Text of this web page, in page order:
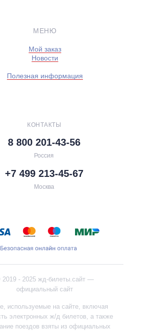
2019 - 2025 жд-билеты.сайт —
официальный сайт
используемые на сайте, включая
электронных ж/д билетов, а также
поездов взяты из официальных
МЕНЮ
Мой заказ
Новости
Полезная информация
КОНТАКТЫ
8 800 201-43-56
Россия
+7 499 213-45-67
Москва